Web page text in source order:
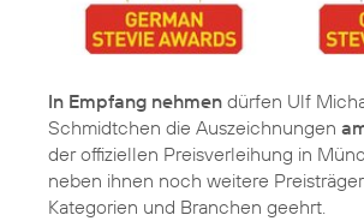
In Empfang nehmen dürfen Ulf
Schmidtchen die Auszeichnungen
der offiziellen Preisverleihung in
neben ihnen noch weitere
Kategorien und Branchen geehrt.